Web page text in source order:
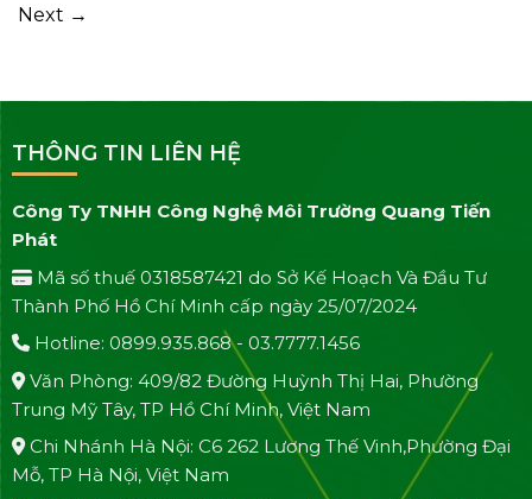
Next →
THÔNG TIN LIÊN HỆ
Công Ty TNHH Công Nghệ Môi Trường Quang Tiến
Phát
Mã số thuế 0318587421 do Sở Kế Hoạch Và Đầu Tư
Thành Phố Hồ Chí Minh cấp ngày 25/07/2024
Hotline: 0899.935.868 - 03.7777.1456
Văn Phòng: 409/82 Đường Huỳnh Thị Hai, Phường
Trung Mỹ Tây, TP Hồ Chí Minh, Việt Nam
Chi Nhánh Hà Nội: C6 262 Lương Thế Vinh,Phường Đại
Mỗ, TP Hà Nội, Việt Nam